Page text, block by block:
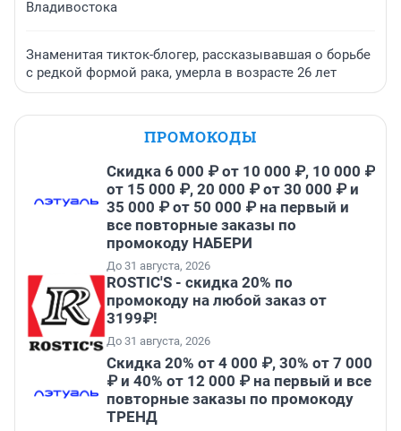
Владивостока
Знаменитая тикток-блогер, рассказывавшая о борьбе
с редкой формой рака, умерла в возрасте 26 лет
ПРОМОКОДЫ
Скидка 6 000 ₽ от 10 000 ₽, 10 000 ₽
от 15 000 ₽, 20 000 ₽ от 30 000 ₽ и
35 000 ₽ от 50 000 ₽ на первый и
все повторные заказы по
промокоду НАБЕРИ
До 31 августа, 2026
ROSTIC'S - скидка 20% по
промокоду на любой заказ от
3199₽!
До 31 августа, 2026
Скидка 20% от 4 000 ₽, 30% от 7 000
₽ и 40% от 12 000 ₽ на первый и все
повторные заказы по промокоду
ТРЕНД